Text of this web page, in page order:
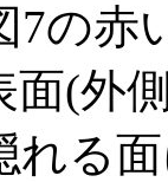
の赤
面(外
れる